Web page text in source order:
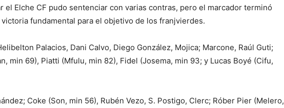
el Elche CF pudo sentenciar con varias contras, pero el marcador terminó
fundamental para el objetivo de los franjvierdes.
Palacios, Dani Calvo, Diego González, Mojica; Marcone, Raúl Guti;
min 69), Piatti (Mfulu, min 82), Fidel (Josema, min 93; y Lucas Boyé (Cifu,
Coke (Son, min 56), Rubén Vezo, S. Postigo, Clerc; Róber Pier (Melero,